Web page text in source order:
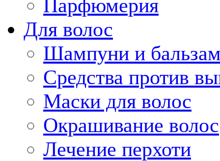
Парфюмерия
Для волос
Шампуни и
Средства против
Маски для волос
Окрашивание волос
Лечение перхоти